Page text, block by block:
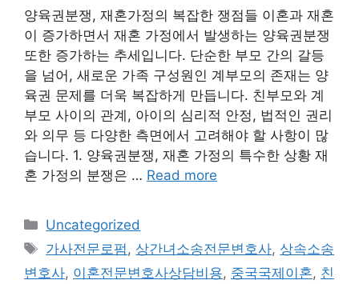
양육권분쟁, 재혼가정의 복잡한 쟁점들 이혼과 재혼
이 증가하면서 재혼 가정에서 발생하는 양육권분쟁
또한 증가하는 추세입니다. 단순한 부모 간의 갈등
을 넘어, 새로운 가족 구성원인 계부모의 존재는 양
육권 문제를 더욱 복잡하게 만듭니다. 친부모와 계
부모 사이의 관계, 아이의 심리적 안정, 법적인 권리
와 의무 등 다양한 측면에서 고려해야 할 사항이 많
습니다. 1. 양육권분쟁, 재혼 가정의 특수한 상황 재
혼 가정의 분쟁은 … Read more
Categories
Uncategorized
Tags
가사전문로펌 , 상간녀소송전문변호사, 상속소송
변호사, 이혼전문변호사상담비용, 중국국제이혼, 친